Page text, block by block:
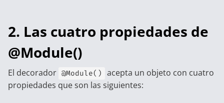
2. Las cuatro propiedades de
@Module()
El decorador @Module()
acepta un objeto con cuatro
propiedades que son las siguientes: